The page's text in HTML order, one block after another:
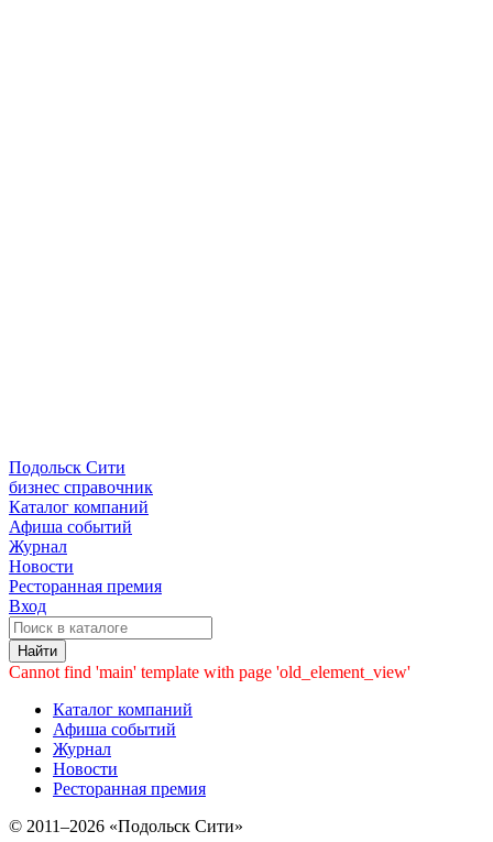
Подольск Сити
бизнес справочник
Каталог компаний
Афиша событий
Журнал
Новости
Ресторанная премия
Вход
Найти
Cannot find 'main' template with page 'old_element_view'
Каталог компаний
Афиша событий
Журнал
Новости
Ресторанная премия
© 2011–2026 «Подольск Сити»